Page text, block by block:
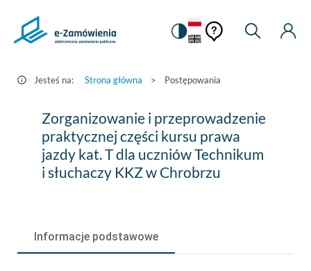
Postępowania
Zamówienia.gov.pl
Zmiana
na
kontrastową
Pomoc
kontekstowa
Pomoc
Moje
Jesteś na: Strona główna > Postępowania
Zorganizowanie
przeprowadzenie
praktycznej
kursu
prawa
Zorganizowanie i przeprowadzenie
praktycznej części kursu prawa
jazdy kat. T dla uczniów Technikum
i słuchaczy KKZ w Chrobrzu
Informacje podstawowe